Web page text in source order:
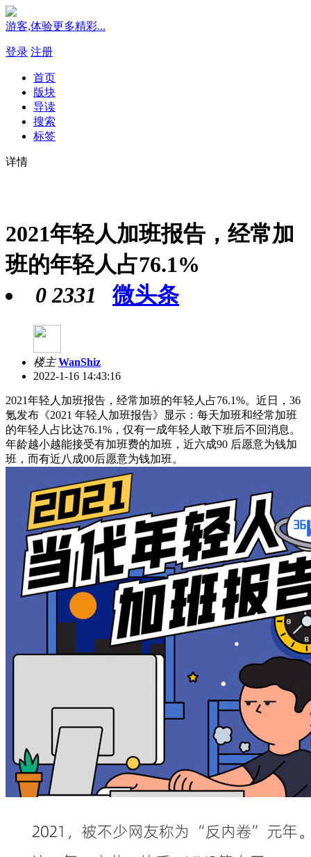
游客,体验更多精彩...
登录 注册
首页
版块
导读
搜索
标签
详情
2021年轻人加班报告，经常加
班的年轻人占76.1%
0 2331 微头条
楼主 WanShiz
2022-1-16 14:43:16
2021年轻人加班报告，经常加班的年轻人占76.1%。近日，36
氪发布《2021 年轻人加班报告》显示：每天加班和经常加班
的年轻人占比达76.1%，仅有一成年轻人敢下班后不回消息。
年龄越小越能接受有加班费的加班，近六成90 后愿意为钱加
班，而有近八成00后愿意为钱加班。